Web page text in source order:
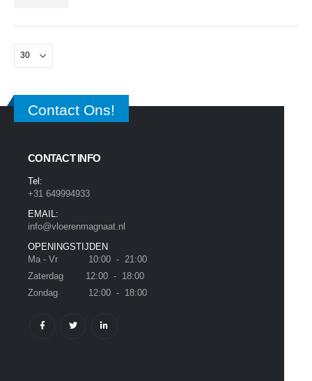
Contact Ons!
CONTACT INFO
Tel:
+31 649994933
EMAIL:
info@vloerenmagnaat.nl
OPENINGSTIJDEN
Ma - Vr 10:00 - 21:00
Zaterdag 12:00 - 18:00
Zondag 12:00 - 18:00